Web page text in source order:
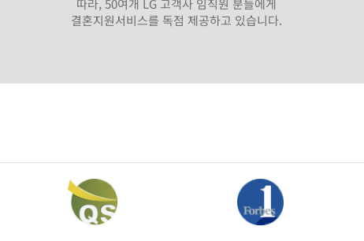
따라, 50여개 LG 고객사 임직원 분들에게
결혼지원서비스를 독점 제공하고 있습니다.